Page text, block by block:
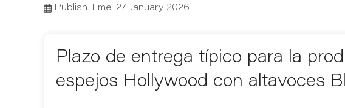
Publish Time: 27 January 2026
Plazo de entrega típico para la
espejos Hollywood con altavoces